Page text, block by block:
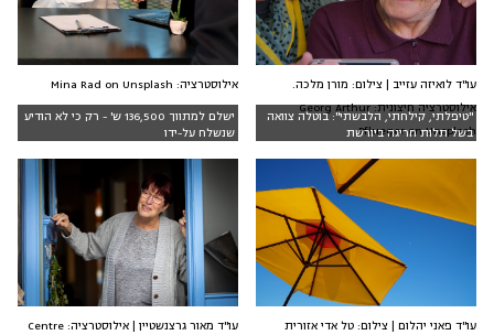
"טיפלתי, קילחתי, הלבשתי": בוטלה צוואה
בשל תלות חריגה ביורשת
עו"ד לואיזה עזייב | צילום: מורן מלכה.
אילוסטרציה חיצונית: Georg Arthur
Pflueger on Unsplash
ישלם למתווך 136,500 ש' - רק כי לא הודיע
שנשלח על-ידו
אילוסטרציה: Mina Rad on Unsplash
עו"ד פאני יהלום | צילום: טל אדי אזורית
עו"ד מאור גרצנשטיין | אילוסטרציה: Centre